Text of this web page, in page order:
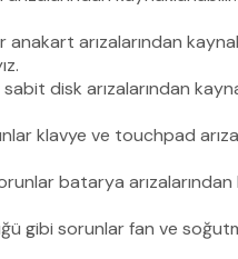
arızalarından
disk arızalarından
klavye ve touchpad
batarya
gibi sorunlar fan ve